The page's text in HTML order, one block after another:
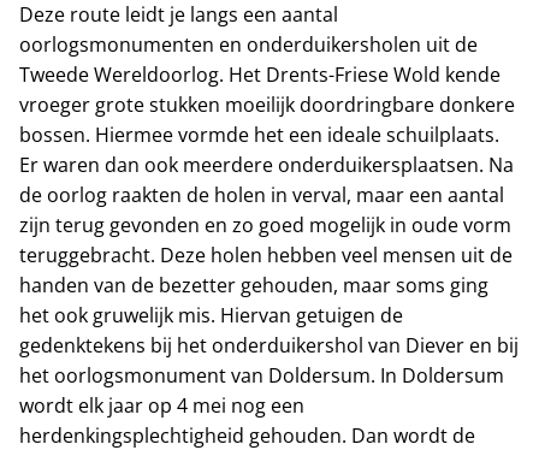
Deze route leidt je langs een aantal
oorlogsmonumenten en onderduikersholen uit de
Tweede Wereldoorlog. Het Drents-Friese Wold kende
vroeger grote stukken moeilijk doordringbare donkere
bossen. Hiermee vormde het een ideale schuilplaats.
Er waren dan ook meerdere onderduikersplaatsen. Na
de oorlog raakten de holen in verval, maar een aantal
zijn terug gevonden en zo goed mogelijk in oude vorm
teruggebracht. Deze holen hebben veel mensen uit de
handen van de bezetter gehouden, maar soms ging
het ook gruwelijk mis. Hiervan getuigen de
gedenktekens bij het onderduikershol van Diever en bij
het oorlogsmonument van Doldersum. In Doldersum
wordt elk jaar op 4 mei nog een
herdenkingsplechtigheid gehouden. Dan wordt de